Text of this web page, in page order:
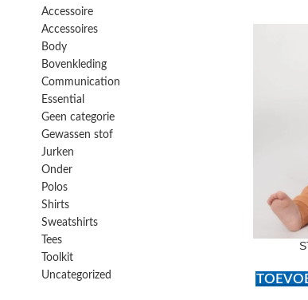
Accessoire
Accessoires
Body
Bovenkleding
Communication
Essential
Geen categorie
Gewassen stof
Jurken
Onder
Polos
Shirts
Sweatshirts
Tees
Toolkit
Uncategorized